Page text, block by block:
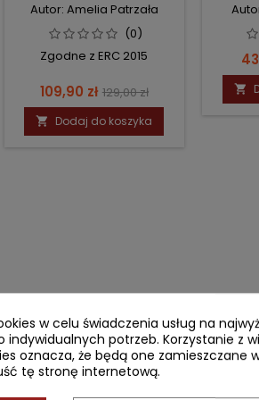
Autor: Amelia Patrzała
(0)
Zgodne z ERC 2015
Cena
109,90 zł Cena
podstawowa
129,00 zł
 Dodaj do koszyka

w celu świadczenia usług na
potrzeb. Korzystanie z
oznacza, że będą one zamieszczane
tę stronę internetową.